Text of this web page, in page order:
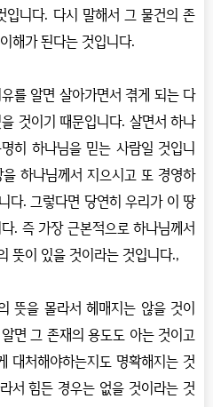
입니다. 다시 말해서 그 물건의 존
해가 된다는 것입니다.
를 알면 살아가면서 겪게 되는 다
것이기 때문입니다. 살면서 하나
히 하나님을 믿는 사람일 것입니
하나님께서 지으시고 또 경영하
다. 그렇다면 당연히 우리가 이 땅
. 즉 가장 근본적으로 하나님께서
뜻이 있을 것이라는 것입니다.,
뜻을 몰라서 헤매지는 않을 것이
면 그 존재의 용도도 아는 것이고
대처해야하는지도 명확해지는 것
서 힘든 경우는 없을 것이라는 것